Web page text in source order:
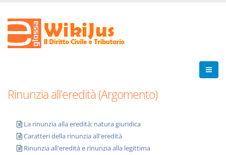
Rinunzia all'eredità (Argomento)
La rinunzia alla eredità: natura giuridica
Caratteri della rinunzia all'eredità
Rinunzia all'eredità e rinunzia alla legittima